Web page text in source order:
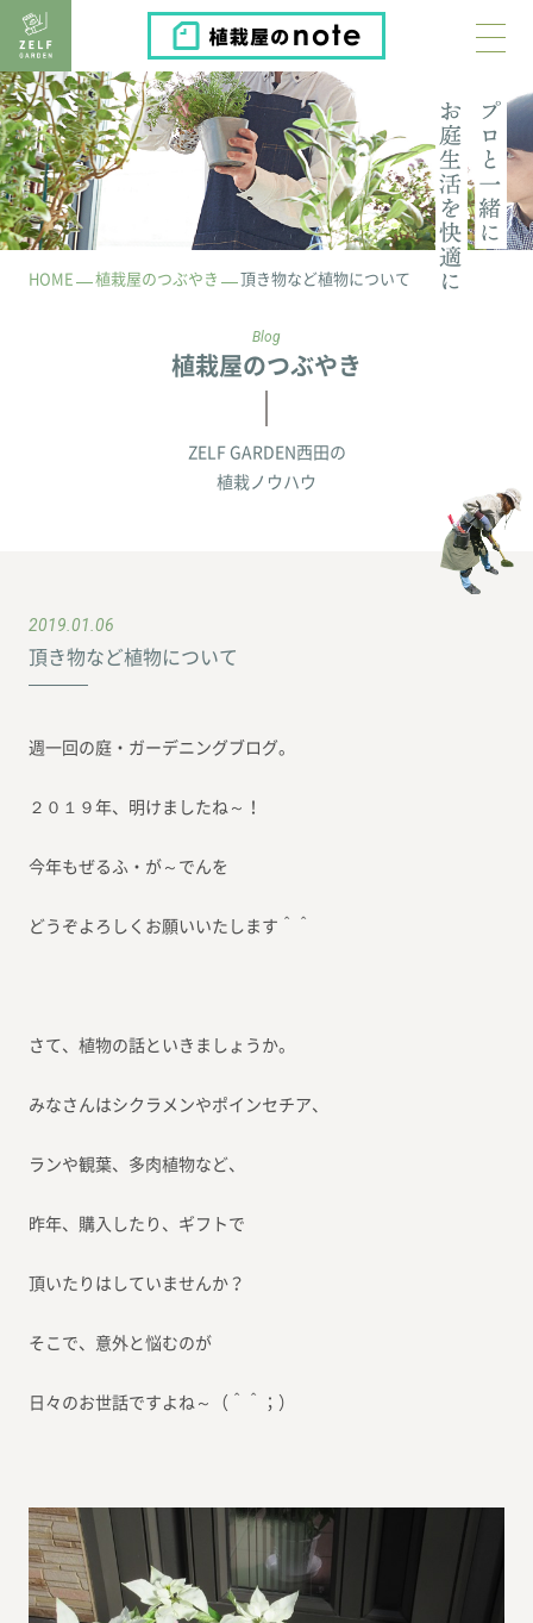
植栽屋のnote
HOME 植栽屋のつぶやき 頂き物など植物について
Blog
植栽屋のつぶやき
ZELF GARDEN西田の
植栽ノウハウ
2019.01.06
頂き物など植物について
週一回の庭・ガーデニングブログ。
２０１９年、明けましたね～！
今年もぜるふ・が～でんを
どうぞよろしくお願いいたします＾＾
さて、植物の話といきましょうか。
みなさんはシクラメンやポインセチア、
ランや観葉、多肉植物など、
昨年、購入したり、ギフトで
頂いたりはしていませんか？
そこで、意外と悩むのが
日々のお世話ですよね～（＾＾；）